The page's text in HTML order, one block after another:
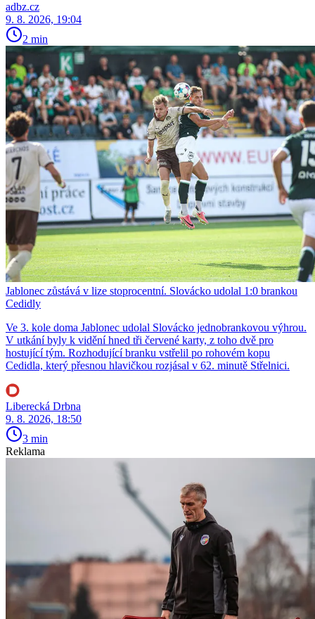
adbz.cz
9. 8. 2026, 19:04
2 min
Jablonec zůstává v lize stoprocentní. Slovácko udolal 1:0 brankou
Cedidly
Ve 3. kole doma Jablonec udolal Slovácko jednobrankovou výhrou.
V utkání byly k vidění hned tři červené karty, z toho dvě pro
hostující tým. Rozhodující branku vstřelil po rohovém kopu
Cedidla, který přesnou hlavičkou rozjásal v 62. minutě Střelnici.
Liberecká Drbna
9. 8. 2026, 18:50
3 min
Reklama